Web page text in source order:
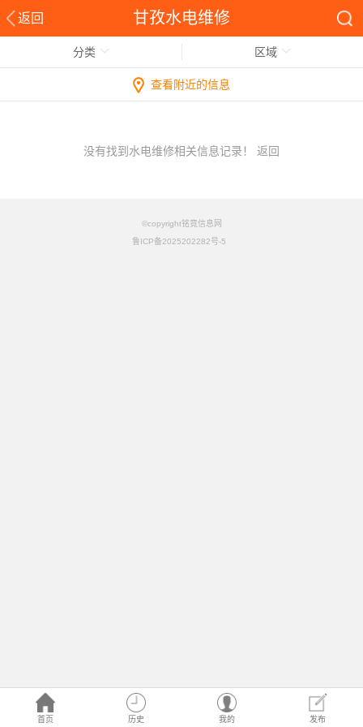
返回 甘孜水电维修
首页 历史 我的 发布
分类 区域
查看附近的信息
没有找到水电维修相关信息记录！ 返回
©copyright铭竟信息网
鲁ICP备2025202282号-5